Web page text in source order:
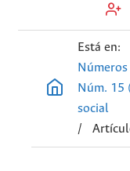
Está en:
Núm. 15
social
/